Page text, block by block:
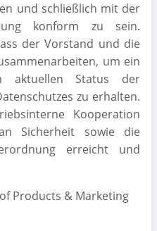
und schließlich mit der
konform zu sein.
der Vorstand und die
um ein
aktuellen Status der
zu erhalten.
Kooperation
Sicherheit sowie die
erreicht und
Products & Marketing